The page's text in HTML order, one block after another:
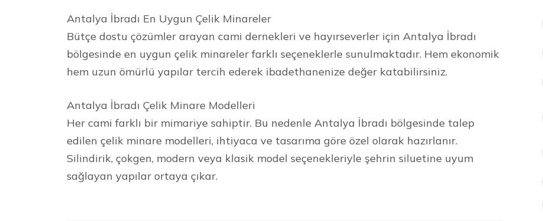
Antalya İbradı En Uygun Çelik Minareler
Bütçe dostu çözümler arayan cami dernekleri ve hayırseverler için Antalya İbradı
bölgesinde en uygun çelik minareler farklı seçeneklerle sunulmaktadır. Hem ekonomik
hem uzun ömürlü yapılar tercih ederek ibadethanenize değer katabilirsiniz.
Antalya İbradı Çelik Minare Modelleri
Her cami farklı bir mimariye sahiptir. Bu nedenle Antalya İbradı bölgesinde talep
edilen çelik minare modelleri, ihtiyaca ve tasarıma göre özel olarak hazırlanır.
Silindirik, çokgen, modern veya klasik model seçenekleriyle şehrin siluetine uyum
sağlayan yapılar ortaya çıkar.